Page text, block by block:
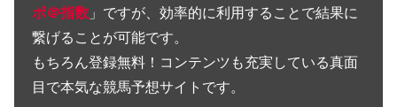
ボ＠指数 」ですが、効率的に利用することで結果に
繋げることが可能です。
もちろん登録無料！コンテンツも充実している真面
目で本気な競馬予想サイトです。